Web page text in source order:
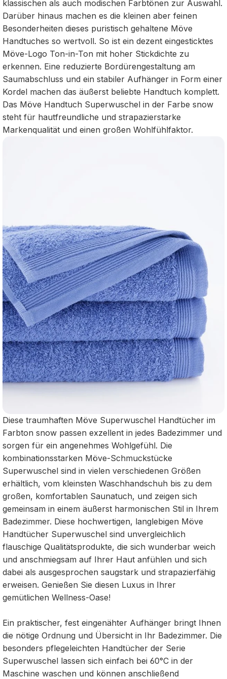
klassischen als auch modischen Farbtönen zur Auswahl.
Darüber hinaus machen es die kleinen aber feinen
Besonderheiten dieses puristisch gehaltene Möve
Handtuches so wertvoll. So ist ein dezent eingesticktes
Möve-Logo Ton-in-Ton mit hoher Stickdichte zu
erkennen. Eine reduzierte Bordürengestaltung am
Saumabschluss und ein stabiler Aufhänger in Form einer
Kordel machen das äußerst beliebte Handtuch komplett.
Das Möve Handtuch Superwuschel in der Farbe snow
steht für hautfreundliche und strapazierstarke
Markenqualität und einen großen Wohlfühlfaktor.
Diese traumhaften Möve Superwuschel Handtücher im
Farbton snow passen exzellent in jedes Badezimmer und
sorgen für ein angenehmes Wohlgefühl. Die
kombinationsstarken Möve-Schmuckstücke
Superwuschel sind in vielen verschiedenen Größen
erhältlich, vom kleinsten Waschhandschuh bis zu dem
großen, komfortablen Saunatuch, und zeigen sich
gemeinsam in einem äußerst harmonischen Stil in Ihrem
Badezimmer. Diese hochwertigen, langlebigen Möve
Handtücher Superwuschel sind unvergleichlich
flauschige Qualitätsprodukte, die sich wunderbar weich
und anschmiegsam auf Ihrer Haut anfühlen und sich
dabei als ausgesprochen saugstark und strapazierfähig
erweisen. Genießen Sie diesen Luxus in Ihrer
gemütlichen Wellness-Oase!
Ein praktischer, fest eingenähter Aufhänger bringt Ihnen
die nötige Ordnung und Übersicht in Ihr Badezimmer. Die
besonders pflegeleichten Handtücher der Serie
Superwuschel lassen sich einfach bei 60°C in der
Maschine waschen und können anschließend